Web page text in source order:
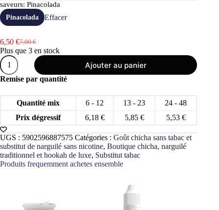
saveurs: Pinacolada
Pinacolada Effacer
7,00€
Le
prix
initial
était :
7,00 €.
6,50 €Le
prix
actuel
est :
6,50 €.
Plus que 3 en stock
quantité
de
Pâte
Chicha
FRUTZ
0%
Free
nicotine
Ajouter au panier
Remise par quantité
Quantité mix 6 - 12 13 - 23
24 - 48
Prix dégressif
6,18 € 5,85 € 5,53 €
UGS : 5902596887575 Catégories : Goût chicha sans tabac et
substitut de narguilé sans nicotine, Boutique chicha, narguilé
traditionnel et hookah de luxe, Substitut tabac
Produits frequemment achetes ensemble